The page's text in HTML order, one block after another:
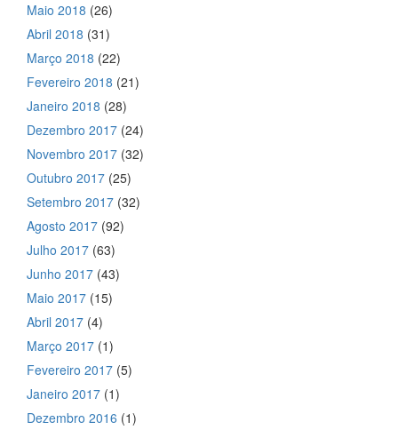
Maio 2018 (26)
Abril 2018 (31)
Março 2018 (22)
Fevereiro 2018 (21)
Janeiro 2018 (28)
Dezembro 2017 (24)
Novembro 2017 (32)
Outubro 2017 (25)
Setembro 2017 (32)
Agosto 2017 (92)
Julho 2017 (63)
Junho 2017 (43)
Maio 2017 (15)
Abril 2017 (4)
Março 2017 (1)
Fevereiro 2017 (5)
Janeiro 2017 (1)
Dezembro 2016 (1)